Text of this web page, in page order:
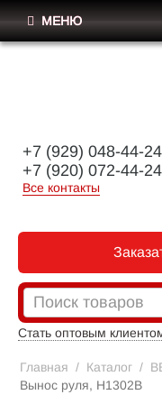
+7 (929) 048-44-24
+7 (920) 072-44-24
Все контакты
Стать оптовым
МЕНЮ
Главная / Каталог /
Вынос руля, H1302B